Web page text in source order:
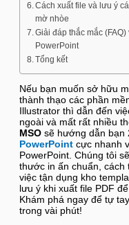
Cách xuất file và lưu ý
mờ nhòe
Giải đáp thắc mắc
PowerPoint
Tổng kết
Nếu bạn muốn sở hữu
thành thạo các phần
Illustrator thì dẫn đến
ngoài và mất rất nhiều
MSO sẽ hướng dẫn bạn
PowerPoint cực nhanh
PowerPoint. Chúng tôi
thước in ấn chuẩn, cách
việc tận dụng kho
lưu ý khi xuất file PDF
Khám phá ngay để tự
trong vài phút!